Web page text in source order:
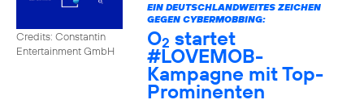
Credits: Constantin
Entertainment GmbH
EIN DEUTSCHLANDWEITES ZEICHEN
GEGEN CYBERMOBBING:
O2 startet
#LOVEMOB-
Kampagne mit Top-
Prominenten